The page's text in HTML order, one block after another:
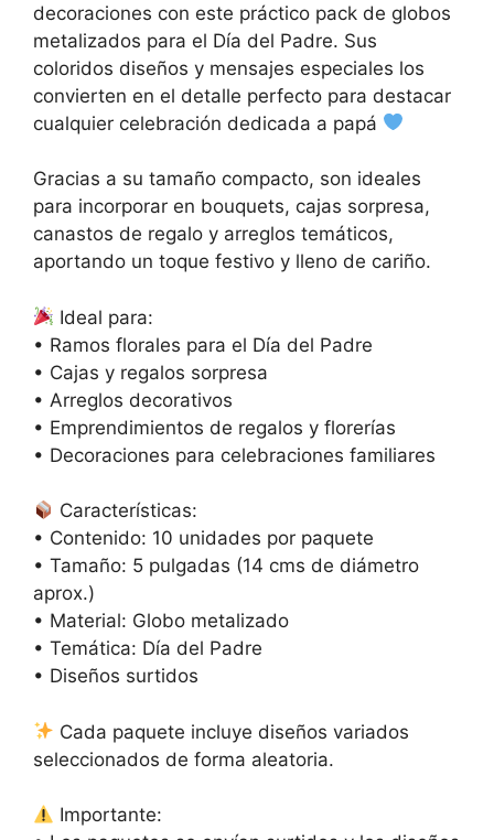
decoraciones con este práctico pack de globos
metalizados para el Día del Padre. Sus
coloridos diseños y mensajes especiales los
convierten en el detalle perfecto para destacar
cualquier celebración dedicada a papá
Gracias a su tamaño compacto, son ideales
para incorporar en bouquets, cajas sorpresa,
canastos de regalo y arreglos temáticos,
aportando un toque festivo y lleno de cariño.
Ideal para:
• Ramos florales para el Día del Padre
• Cajas y regalos sorpresa
• Arreglos decorativos
• Emprendimientos de regalos y florerías
• Decoraciones para celebraciones familiares
Características:
• Contenido: 10 unidades por paquete
• Tamaño: 5 pulgadas (14 cms de diámetro
aprox.)
• Material: Globo metalizado
• Temática: Día del Padre
• Diseños surtidos
Cada paquete incluye diseños variados
seleccionados de forma aleatoria.
Importante: